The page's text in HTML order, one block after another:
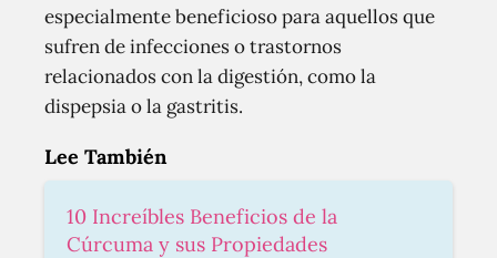
especialmente beneficioso para aquellos que
sufren de infecciones o trastornos
relacionados con la digestión, como la
dispepsia o la gastritis.
Lee También
10 Increíbles Beneficios de la
Cúrcuma y sus Propiedades